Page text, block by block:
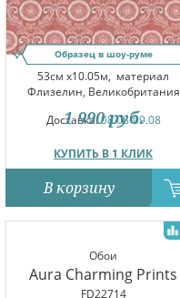
Образец в шоу-руме
53см x10.05м, материал
Флизелин, Великобритания
Доставка:08.08-09.08
КУПИТЬ В 1 КЛИК
1 990 руб.
В корзину
Обои
Aura Charming Prints
FD22714